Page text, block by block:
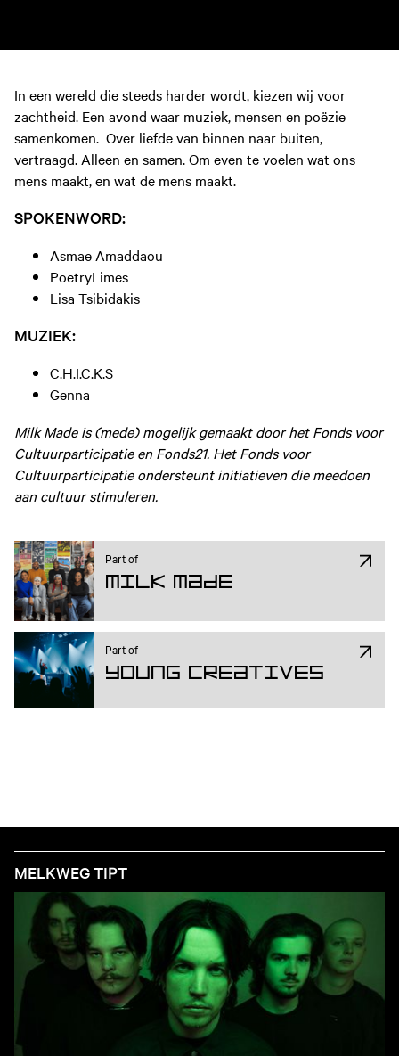
In een wereld die steeds harder wordt, kiezen wij voor
zachtheid. Een avond waar muziek, mensen en poëzie
samenkomen. Over liefde van binnen naar buiten,
vertraagd. Alleen en samen. Om even te voelen wat ons
mens maakt, en wat de mens maakt.
SPOKENWORD:
Asmae Amaddaou
PoetryLimes
Lisa Tsibidakis
MUZIEK:
C.H.I.C.K.S
Genna
Milk Made is (mede) mogelijk gemaakt door het Fonds voor
Cultuurparticipatie en Fonds21. Het Fonds voor
Cultuurparticipatie ondersteunt initiatieven die meedoen
aan cultuur stimuleren.
Part of
Milk Made
Part of
Young Creatives
MELKWEG TIPT